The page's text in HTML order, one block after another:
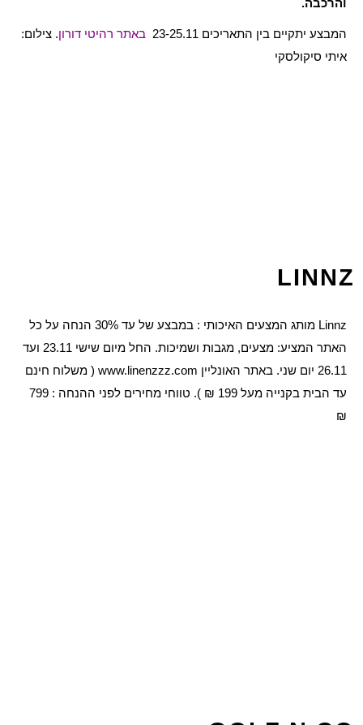
המבצע יתקיים בין התאריכים 23-25.11 באתר רהיטי דורון. צילום:
איתי סיקולסקי
LINNZ
Linnz מותג המצעים האיכותי : במבצע של עד 30% הנחה על כל
האתר המציע: מצעים, מגבות ושמיכות. החל מיום שישי 23.11 ועד
26.11 יום שני. באתר האונליין www.linenzzz.com ( משלוח חינם
עד הבית בקנייה מעל 199 ₪ ). טווחי מחירים לפני ההנחה : 799
₪